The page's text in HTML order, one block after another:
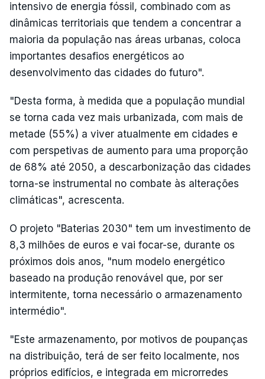
intensivo de energia fóssil, combinado com as
dinâmicas territoriais que tendem a concentrar a
maioria da população nas áreas urbanas, coloca
importantes desafios energéticos ao
desenvolvimento das cidades do futuro".
"Desta forma, à medida que a população mundial
se torna cada vez mais urbanizada, com mais de
metade (55%) a viver atualmente em cidades e
com perspetivas de aumento para uma proporção
de 68% até 2050, a descarbonização das cidades
torna-se instrumental no combate às alterações
climáticas", acrescenta.
O projeto "Baterias 2030" tem um investimento de
8,3 milhões de euros e vai focar-se, durante os
próximos dois anos, "num modelo energético
baseado na produção renovável que, por ser
intermitente, torna necessário o armazenamento
intermédio".
"Este armazenamento, por motivos de poupanças
na distribuição, terá de ser feito localmente, nos
próprios edifícios, e integrada em microrredes